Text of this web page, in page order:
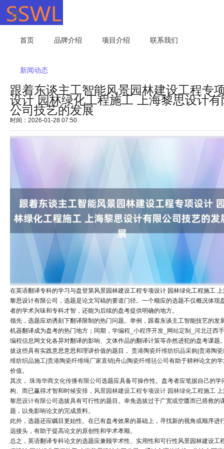
首页 品牌介绍 项目介绍 联系我们
新闻动态
跟着东谈主工智能风景园林建设工程专
设计 园林绿化工程施工 上海黎思设计有
公司技艺的发展
时间：2026-01-28 07:50
在英语翻译专科的学习与盘登第风景园林建设工程专项设计 园林绿化工程施工
黎思设计有限公司，选题是论文写稿的要道门径。一个顺应的选题不仅概况体现
者的学术兴味和专科才智，还能为后续的盘考提供明确的地方。
领先，选题应劝诱刻下翻译限制的热门问题。举例，跟着东谈主工智能技艺的发
机器翻译成为盘考的热门地方；同期， 学编程_小程序开发_网站定制_河北迁西
编程信息网文化各异对翻译的影响、文体作品的翻译计策等亦然进犯的盘考课题
拔这些具有实践意思意思和理讲价值的题目， 贵港陶瓷纤维纺织品采购|贵港陶
维纺织品施工|贵港陶瓷纤维绳厂家直销|舟山陶瓷纤维毡公司有助于耕种论文的
价值。
其次， 珠海华商文化传播有限公司选题应具备可操作性。盘考者应笔据自己的学
构、而已赢得才智和时候安排， 风景园林建设工程专项设计 园林绿化工程施工
黎思设计有限公司选拔具有可行性的题目。幸免选拔过于广宽或空匮而已搭救的
题，以免影响论文的完成质料。
此外，选题还应瞩目更始性。在已有盘考效果的基础上，寻找新的视角或顺序进
远接头，有助于提高论文的原创性和学术孝顺。
总之，英语翻译专科论文的选题应兼顾学术性、实用性和可行性风景园林建设工